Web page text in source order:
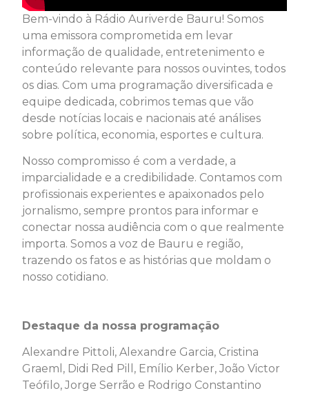
Bem-vindo à Rádio Auriverde Bauru! Somos
uma emissora comprometida em levar
informação de qualidade, entretenimento e
conteúdo relevante para nossos ouvintes, todos
os dias. Com uma programação diversificada e
equipe dedicada, cobrimos temas que vão
desde notícias locais e nacionais até análises
sobre política, economia, esportes e cultura.
Nosso compromisso é com a verdade, a
imparcialidade e a credibilidade. Contamos com
profissionais experientes e apaixonados pelo
jornalismo, sempre prontos para informar e
conectar nossa audiência com o que realmente
importa. Somos a voz de Bauru e região,
trazendo os fatos e as histórias que moldam o
nosso cotidiano.
Destaque da nossa programação
Alexandre Pittoli, Alexandre Garcia, Cristina
Graeml, Didi Red Pill, Emílio Kerber, João Victor
Teófilo, Jorge Serrão e Rodrigo Constantino